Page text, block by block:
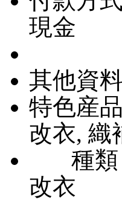
現金
其他資料
特色産品
改衣, 織
種類
改衣